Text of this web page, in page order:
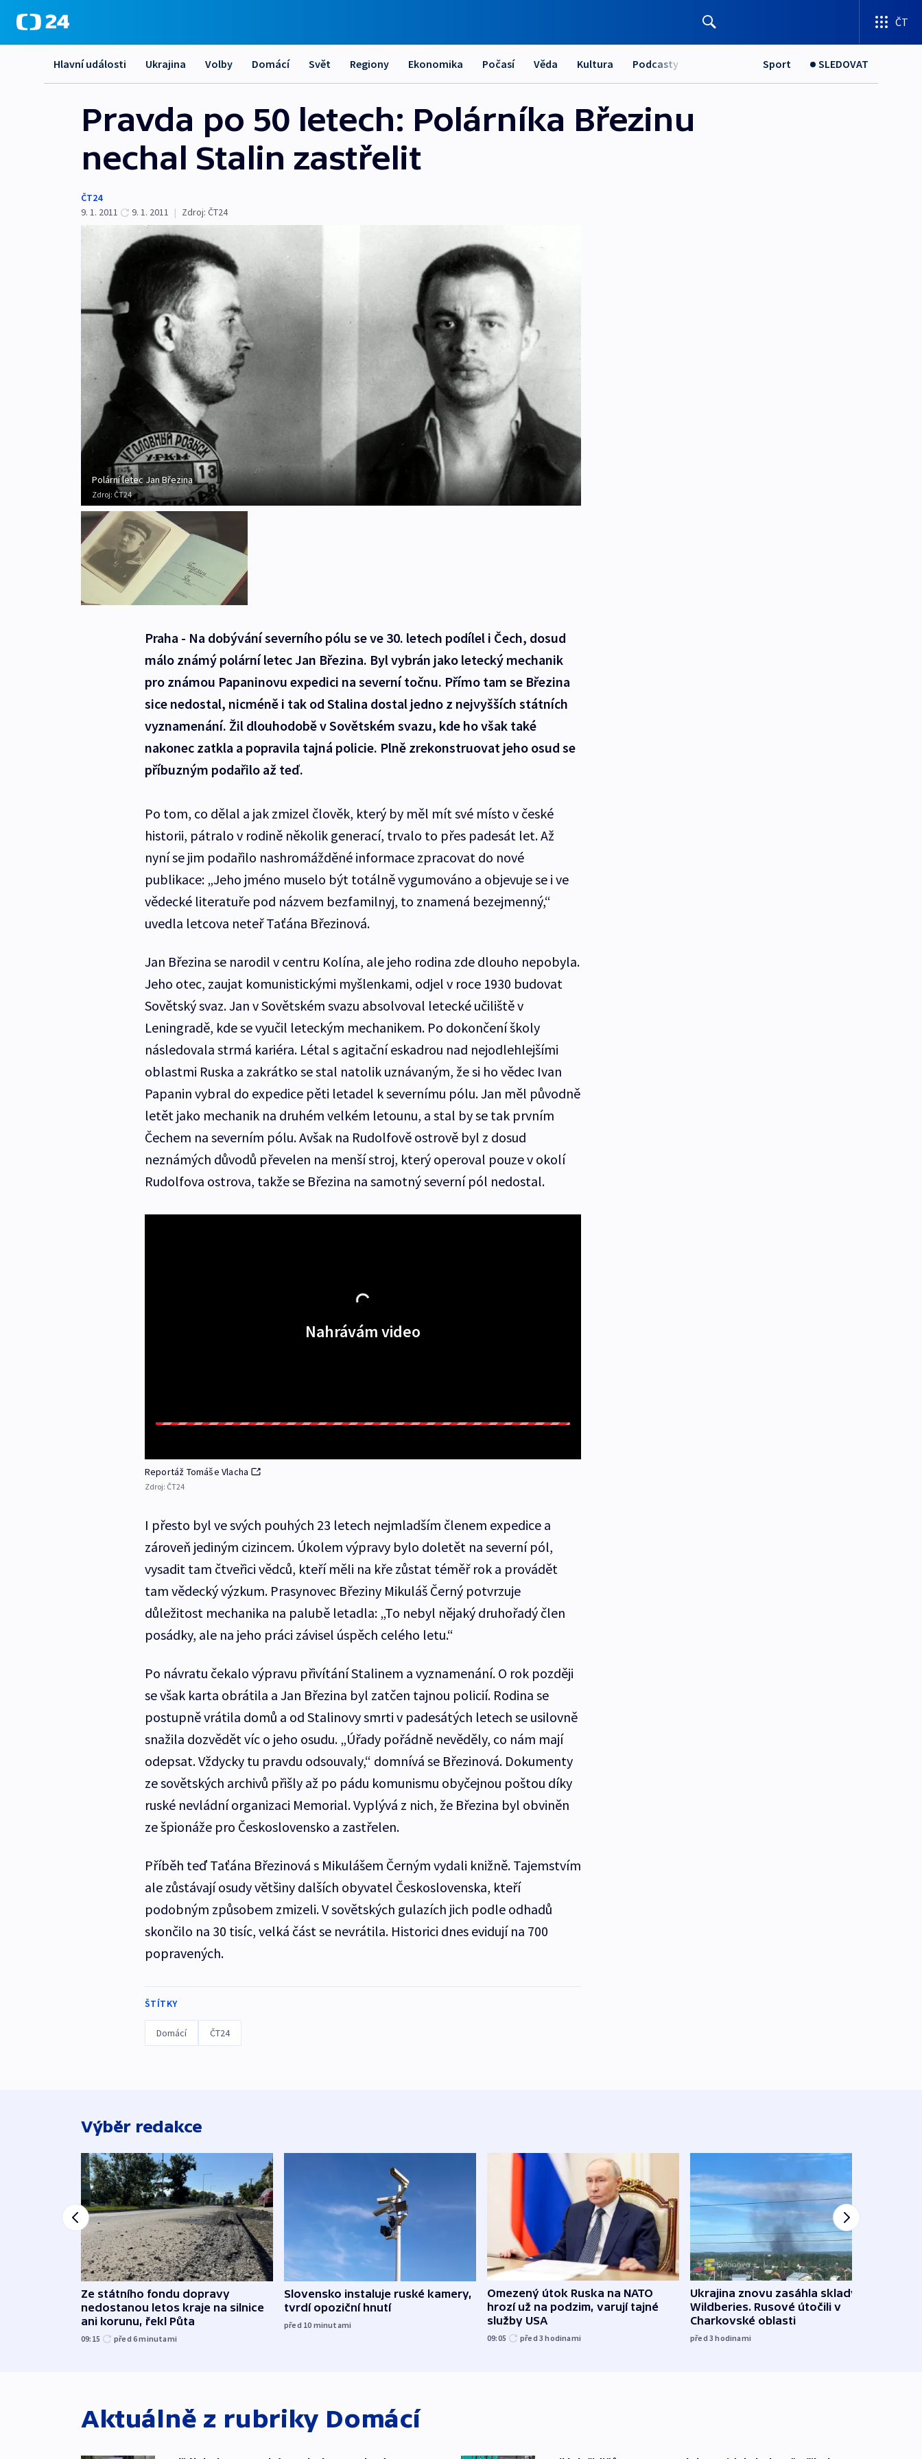
ČT
Hlavní události Ukrajina Volby Domácí Svět Regiony Ekonomika Počasí Věda Kultura Podcasty Sport SLEDOVAT
Pravda po 50 letech: Polárníka Březinu
nechal Stalin zastřelit
ČT24
9. 1. 2011
9. 1. 2011 | Zdroj: ČT24
Polární letec Jan Březina
Zdroj: ČT24
Praha - Na dobývání severního pólu se ve 30. letech podílel i Čech, dosud
málo známý polární letec Jan Březina. Byl vybrán jako letecký mechanik
pro známou Papaninovu expedici na severní točnu. Přímo tam se Březina
sice nedostal, nicméně i tak od Stalina dostal jedno z nejvyšších státních
vyznamenání. Žil dlouhodobě v Sovětském svazu, kde ho však také
nakonec zatkla a popravila tajná policie. Plně zrekonstruovat jeho osud se
příbuzným podařilo až teď.
Po tom, co dělal a jak zmizel člověk, který by měl mít své místo v české
historii, pátralo v rodině několik generací, trvalo to přes padesát let. Až
nyní se jim podařilo nashromážděné informace zpracovat do nové
publikace: „Jeho jméno muselo být totálně vygumováno a objevuje se i ve
vědecké literatuře pod názvem bezfamilnyj, to znamená bezejmenný,“
uvedla letcova neteř Taťána Březinová.
Jan Březina se narodil v centru Kolína, ale jeho rodina zde dlouho nepobyla.
Jeho otec, zaujat komunistickými myšlenkami, odjel v roce 1930 budovat
Sovětský svaz. Jan v Sovětském svazu absolvoval letecké učiliště v
Leningradě, kde se vyučil leteckým mechanikem. Po dokončení školy
následovala strmá kariéra. Létal s agitační eskadrou nad nejodlehlejšími
oblastmi Ruska a zakrátko se stal natolik uznávaným, že si ho vědec Ivan
Papanin vybral do expedice pěti letadel k severnímu pólu. Jan měl původně
letět jako mechanik na druhém velkém letounu, a stal by se tak prvním
Čechem na severním pólu. Avšak na Rudolfově ostrově byl z dosud
neznámých důvodů převelen na menší stroj, který operoval pouze v okolí
Rudolfova ostrova, takže se Březina na samotný severní pól nedostal.
Nahrávám video
Reportáž Tomáše Vlacha
Zdroj: ČT24
I přesto byl ve svých pouhých 23 letech nejmladším členem expedice a
zároveň jediným cizincem. Úkolem výpravy bylo doletět na severní pól,
vysadit tam čtveřici vědců, kteří měli na kře zůstat téměř rok a provádět
tam vědecký výzkum. Prasynovec Březiny Mikuláš Černý potvrzuje
důležitost mechanika na palubě letadla: „To nebyl nějaký druhořadý člen
posádky, ale na jeho práci závisel úspěch celého letu.“
Po návratu čekalo výpravu přivítání Stalinem a vyznamenání. O rok později
se však karta obrátila a Jan Březina byl zatčen tajnou policií. Rodina se
postupně vrátila domů a od Stalinovy smrti v padesátých letech se usilovně
snažila dozvědět víc o jeho osudu. „Úřady pořádně nevěděly, co nám mají
odepsat. Vždycky tu pravdu odsouvaly,“ domnívá se Březinová. Dokumenty
ze sovětských archivů přišly až po pádu komunismu obyčejnou poštou díky
ruské nevládní organizaci Memorial. Vyplývá z nich, že Březina byl obviněn
ze špionáže pro Československo a zastřelen.
Příběh teď Taťána Březinová s Mikulášem Černým vydali knižně. Tajemstvím
ale zůstávají osudy většiny dalších obyvatel Československa, kteří
podobným způsobem zmizeli. V sovětských gulazích jich podle odhadů
skončilo na 30 tisíc, velká část se nevrátila. Historici dnes evidují na 700
popravených.
ŠTÍTKY
Domácí ČT24
Výběr redakce
Ze státního fondu dopravy
nedostanou letos kraje na silnice
ani korunu, řekl Půta
09:15 před 6minutami
Slovensko instaluje ruské kamery,
tvrdí opoziční hnutí
před 10 minutami
Omezený útok Ruska na NATO
hrozí už na podzim, varují tajné
služby USA
09:05 před 3hodinami
Ukrajina znovu zasáhla sklady
Wildberies. Rusové útočili v
Charkovské oblasti
před 3hodinami
Aktuálně z rubriky Domácí